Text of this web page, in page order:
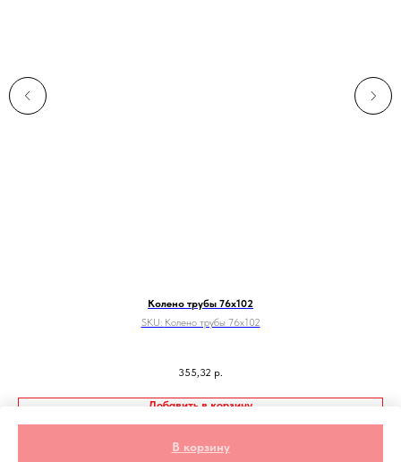
В корзину
Колено трубы 76х102
SKU: Колено трубы 76х102
355,32 р.
Добавить в корзину